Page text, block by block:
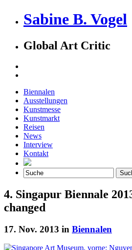
Sabine B. Vogel
Global Art Critic
Biennalen
Ausstellungen
Kunstmesse
Kunstmarkt
Reisen
News
Interview
Kontakt
4. Singapur Biennale
changed
17. Nov. 2013 in Biennalen